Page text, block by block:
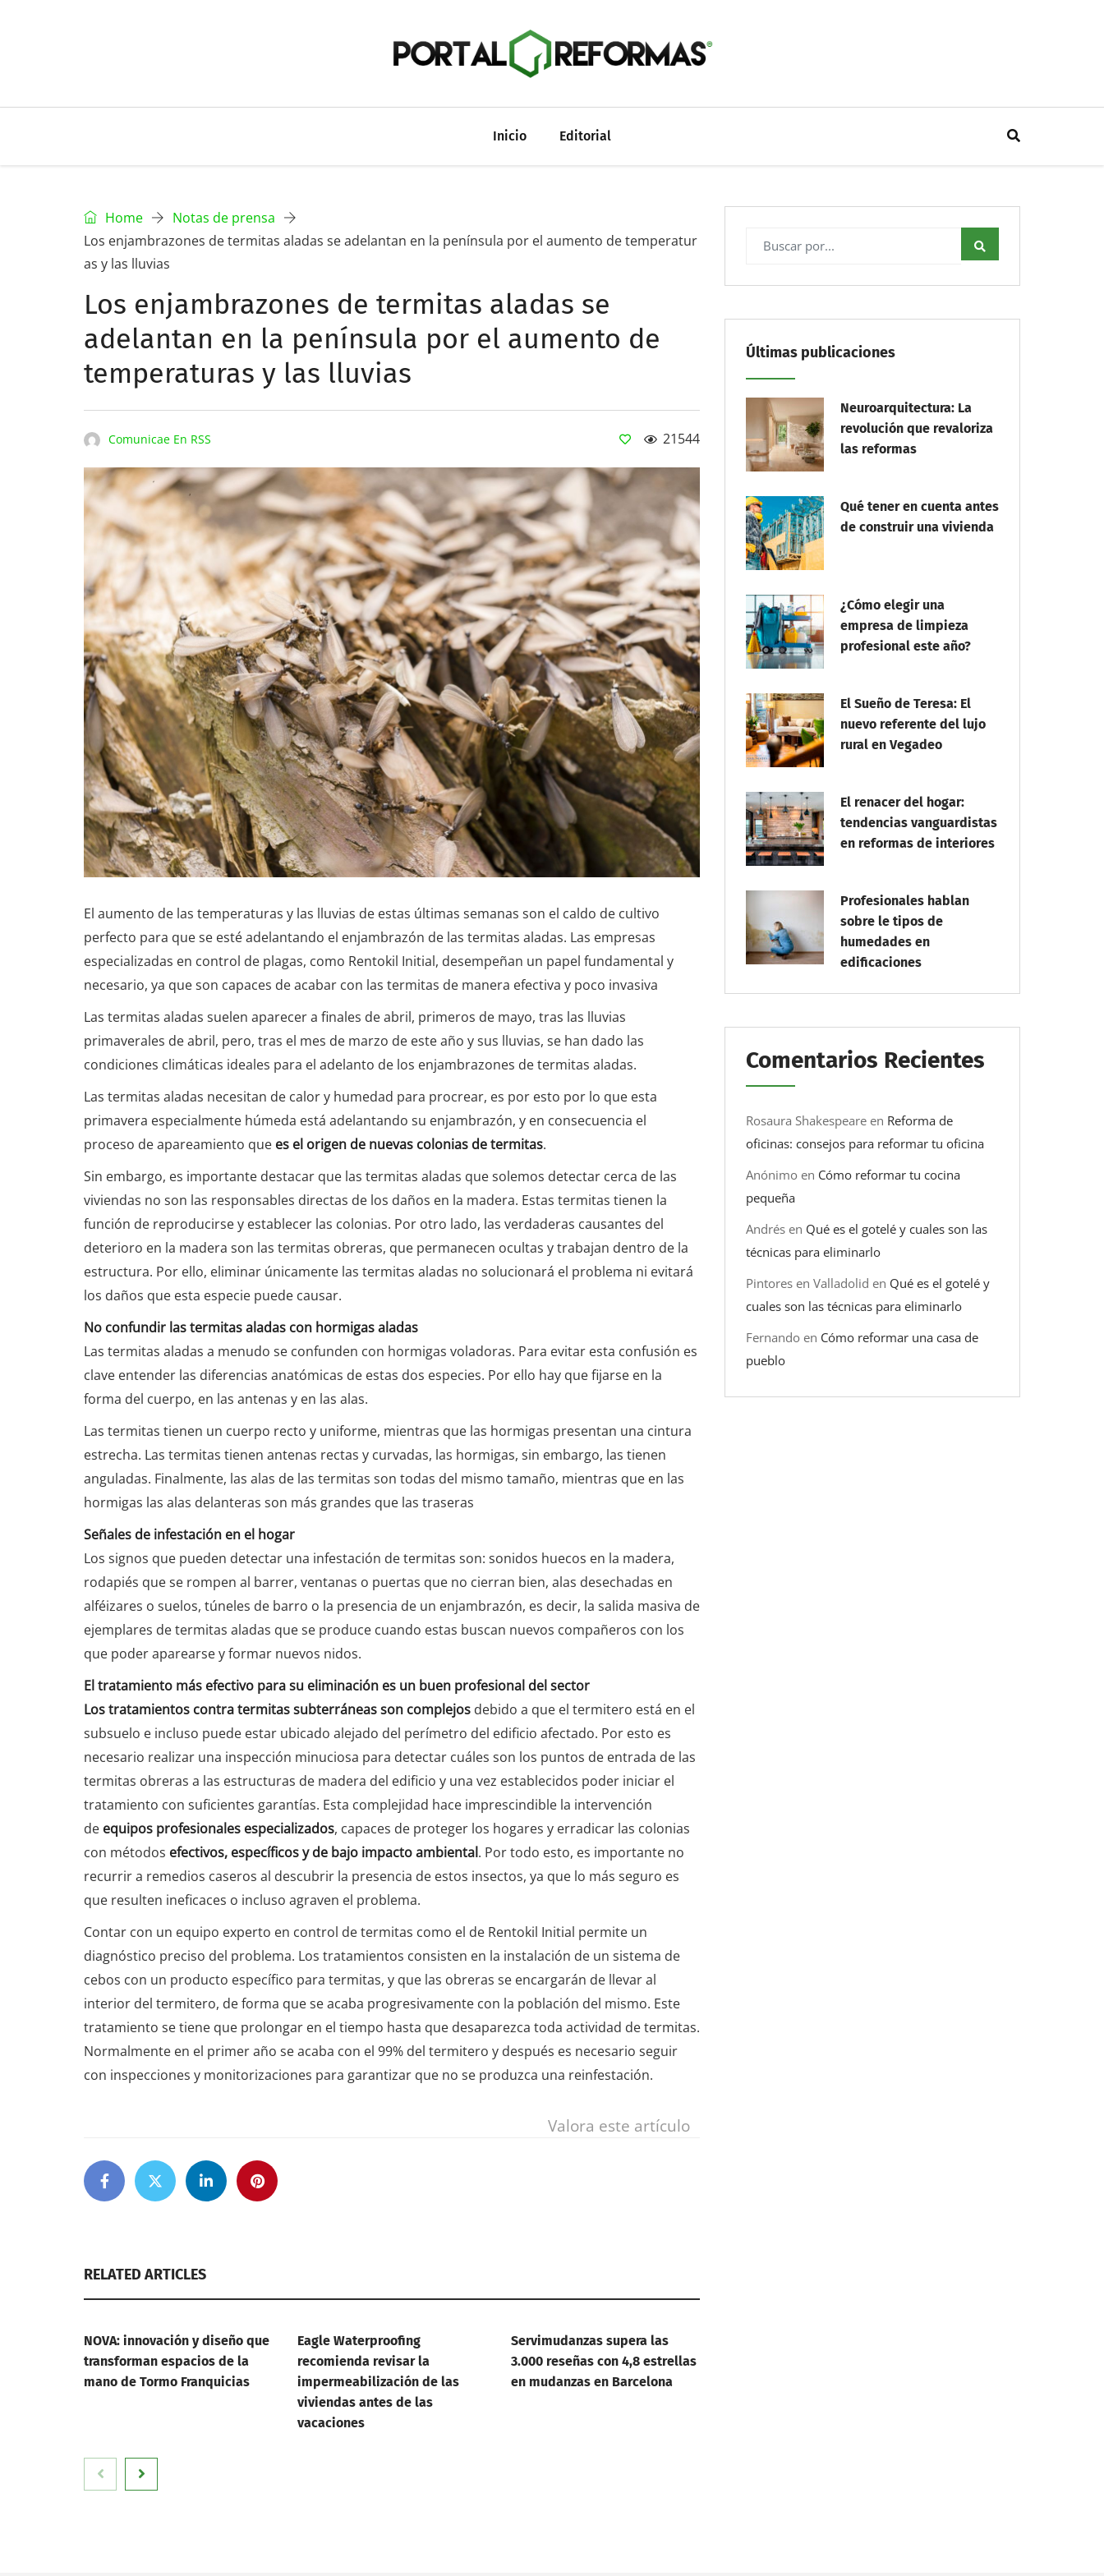
Inicio Editorial
Home
Notas de prensa
Los enjambrazones de termitas aladas se adelantan en la península por el aumento de temperatur
as y las lluvias
Los enjambrazones de termitas aladas se
adelantan en la península por el aumento de
temperaturas y las lluvias
Comunicae En RSS 21544
El aumento de las temperaturas y las lluvias de estas últimas semanas son el caldo de cultivo
perfecto para que se esté adelantando el enjambrazón de las termitas aladas. Las empresas
especializadas en control de plagas, como Rentokil Initial, desempeñan un papel fundamental y
necesario, ya que son capaces de acabar con las termitas de manera efectiva y poco invasiva
Las termitas aladas suelen aparecer a finales de abril, primeros de mayo, tras las lluvias
primaverales de abril, pero, tras el mes de marzo de este año y sus lluvias, se han dado las
condiciones climáticas ideales para el adelanto de los enjambrazones de termitas aladas.
Las termitas aladas necesitan de calor y humedad para procrear, es por esto por lo que esta
primavera especialmente húmeda está adelantando su enjambrazón, y en consecuencia el
proceso de apareamiento que es el origen de nuevas colonias de termitas.
Sin embargo, es importante destacar que las termitas aladas que solemos detectar cerca de las
viviendas no son las responsables directas de los daños en la madera. Estas termitas tienen la
función de reproducirse y establecer las colonias. Por otro lado, las verdaderas causantes del
deterioro en la madera son las termitas obreras, que permanecen ocultas y trabajan dentro de la
estructura. Por ello, eliminar únicamente las termitas aladas no solucionará el problema ni evitará
los daños que esta especie puede causar.
No confundir las termitas aladas con hormigas aladas
Las termitas aladas a menudo se confunden con hormigas voladoras. Para evitar esta confusión es
clave entender las diferencias anatómicas de estas dos especies. Por ello hay que fijarse en la
forma del cuerpo, en las antenas y en las alas.
Las termitas tienen un cuerpo recto y uniforme, mientras que las hormigas presentan una cintura
estrecha. Las termitas tienen antenas rectas y curvadas, las hormigas, sin embargo, las tienen
anguladas. Finalmente, las alas de las termitas son todas del mismo tamaño, mientras que en las
hormigas las alas delanteras son más grandes que las traseras
Señales de infestación en el hogar
Los signos que pueden detectar una infestación de termitas son: sonidos huecos en la madera,
rodapiés que se rompen al barrer, ventanas o puertas que no cierran bien, alas desechadas en
alféizares o suelos, túneles de barro o la presencia de un enjambrazón, es decir, la salida masiva de
ejemplares de termitas aladas que se produce cuando estas buscan nuevos compañeros con los
que poder aparearse y formar nuevos nidos.
El tratamiento más efectivo para su eliminación es un buen profesional del sector
Los tratamientos contra termitas subterráneas son complejos debido a que el termitero está en el
subsuelo e incluso puede estar ubicado alejado del perímetro del edificio afectado. Por esto es
necesario realizar una inspección minuciosa para detectar cuáles son los puntos de entrada de las
termitas obreras a las estructuras de madera del edificio y una vez establecidos poder iniciar el
tratamiento con suficientes garantías. Esta complejidad hace imprescindible la intervención
de equipos profesionales especializados, capaces de proteger los hogares y erradicar las colonias
con métodos efectivos, específicos y de bajo impacto ambiental. Por todo esto, es importante no
recurrir a remedios caseros al descubrir la presencia de estos insectos, ya que lo más seguro es
que resulten ineficaces o incluso agraven el problema.
Contar con un equipo experto en control de termitas como el de Rentokil Initial permite un
diagnóstico preciso del problema. Los tratamientos consisten en la instalación de un sistema de
cebos con un producto específico para termitas, y que las obreras se encargarán de llevar al
interior del termitero, de forma que se acaba progresivamente con la población del mismo. Este
tratamiento se tiene que prolongar en el tiempo hasta que desaparezca toda actividad de termitas.
Normalmente en el primer año se acaba con el 99% del termitero y después es necesario seguir
con inspecciones y monitorizaciones para garantizar que no se produzca una reinfestación.
Valora este artículo
RELATED ARTICLES
NOVA: innovación y diseño que
transforman espacios de la
mano de Tormo Franquicias
Eagle Waterproofing
recomienda revisar la
impermeabilización de las
viviendas antes de las
vacaciones
Servimudanzas supera las
3.000 reseñas con 4,8 estrellas
en mudanzas en Barcelona
Últimas publicaciones
Neuroarquitectura: La
revolución que revaloriza
las reformas
Qué tener en cuenta antes
de construir una vivienda
¿Cómo elegir una
empresa de limpieza
profesional este año?
El Sueño de Teresa: El
nuevo referente del lujo
rural en Vegadeo
El renacer del hogar:
tendencias vanguardistas
en reformas de interiores
Profesionales hablan
sobre le tipos de
humedades en
edificaciones
Comentarios Recientes
Rosaura Shakespeare en Reforma de
oficinas: consejos para reformar tu oficina
Anónimo en Cómo reformar tu cocina
pequeña
Andrés en Qué es el gotelé y cuales son las
técnicas para eliminarlo
Pintores en Valladolid en Qué es el gotelé y
cuales son las técnicas para eliminarlo
Fernando en Cómo reformar una casa de
pueblo